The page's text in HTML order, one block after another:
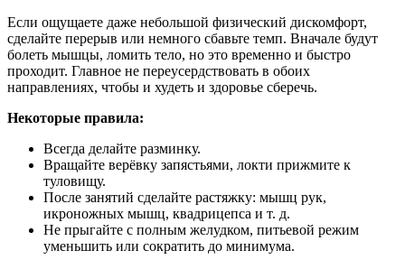
Если ощущаете даже небольшой физический дискомфорт,
сделайте перерыв или немного сбавьте темп. Вначале будут
болеть мышцы, ломить тело, но это временно и быстро
проходит. Главное не переусердствовать в обоих
направлениях, чтобы и худеть и здоровье сберечь.
Некоторые правила:
Всегда делайте разминку.
Вращайте верёвку запястьями, локти прижмите к
туловищу.
После занятий сделайте растяжку: мышц рук,
икроножных мышц, квадрицепса и т. д.
Не прыгайте с полным желудком, питьевой режим
уменьшить или сократить до минимума.